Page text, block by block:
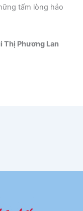
tấm lòng hảo
Thị Phương Lan